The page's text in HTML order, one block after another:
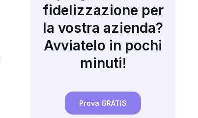
fidelizzazione per
la vostra azienda?
Avviatelo in pochi
minuti!
Prova GRATIS